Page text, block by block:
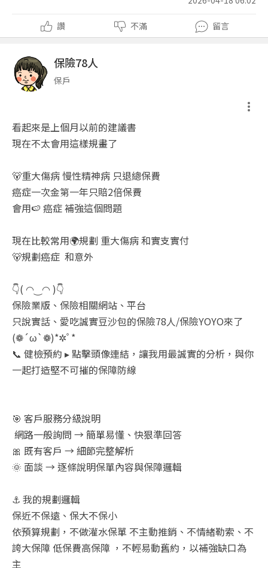
讚 不滿 留言
保險78人
保戶
看起來是上個月以前的建議書
現在不太會用這樣規畫了
🐻重大傷病 慢性精神病 只退總保費
癌症一次金第一年只賠2倍保費
會用🍉 癌症 補強這個問題
現在比較常用🌍規劃 重大傷病 和實支實付
🐻規劃癌症 和意外
👇( ◠‿◠ )👇
保險業版、保險相關網站、平台
只說實話、愛吃誠實豆沙包的保險78人/保險YOYO來了
(❁´ω`❁)*✲ﾟ*
📞 健檢預約 ▸ 點擊頭像連結，讓我用最誠實的分析，與你
一起打造堅不可摧的保障防線
🎯 客戶服務分級說明
網路一般詢問 → 簡單易懂、快狠準回答
🎀 既有客戶 → 細節完整解析
🌞 面談 → 逐條說明保單內容與保障邏輯
⚓ 我的規劃邏輯
保近不保遠、保大不保小
依預算規劃，不做灌水保單 不主動推銷、不情緒勒索、不
誇大保障 低保費高保障 ，不輕易動舊約，以補強缺口為
主